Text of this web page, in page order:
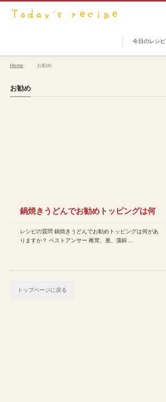
今日のレシピ
Home お勧め
お勧め
鍋焼きうどんでお勧めトッピングは何
がありますか？
レシピの質問 鍋焼きうどんでお勧めトッピングは何があ
りますか？ ベストアンサー 椎茸、葱、蒲鉾…
トップページに戻る